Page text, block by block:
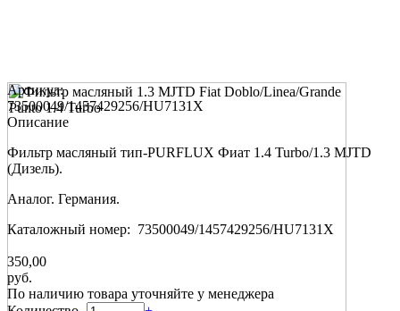
Артикул:
73500049/1457429256/HU7131X
Описание
Фильтр масляный тип-PURFLUX Фиат 1.4 Turbo/1.3 MJTD
(Дизель).
Аналог. Германия.
Каталожный номер: 73500049/1457429256/HU7131X
350,00
руб.
По наличию товара уточняйте у менеджера